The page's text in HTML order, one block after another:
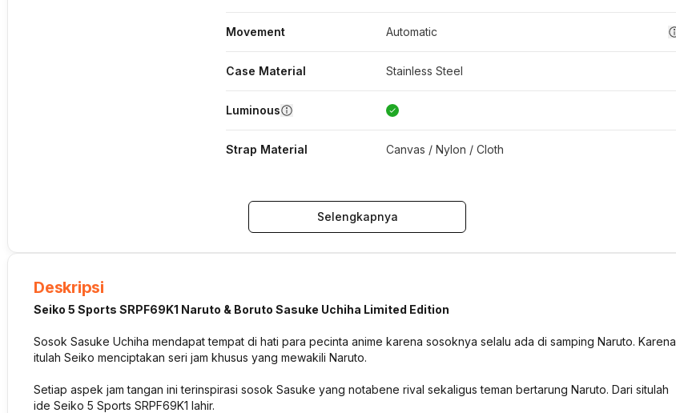
Movement Automatic
Case Material Stainless Steel
Luminous
Strap Material Canvas / Nylon / Cloth
Selengkapnya
Deskripsi
Seiko 5 Sports SRPF69K1 Naruto & Boruto Sasuke Uchiha Limited Edition
Sosok Sasuke Uchiha mendapat tempat di hati para pecinta anime karena sosoknya selalu ada di samping Naruto. Karena
itulah Seiko menciptakan seri jam khusus yang mewakili Naruto.
Setiap aspek jam tangan ini terinspirasi sosok Sasuke yang notabene rival sekaligus teman bertarung Naruto. Dari situlah
ide Seiko 5 Sports SRPF69K1 lahir.